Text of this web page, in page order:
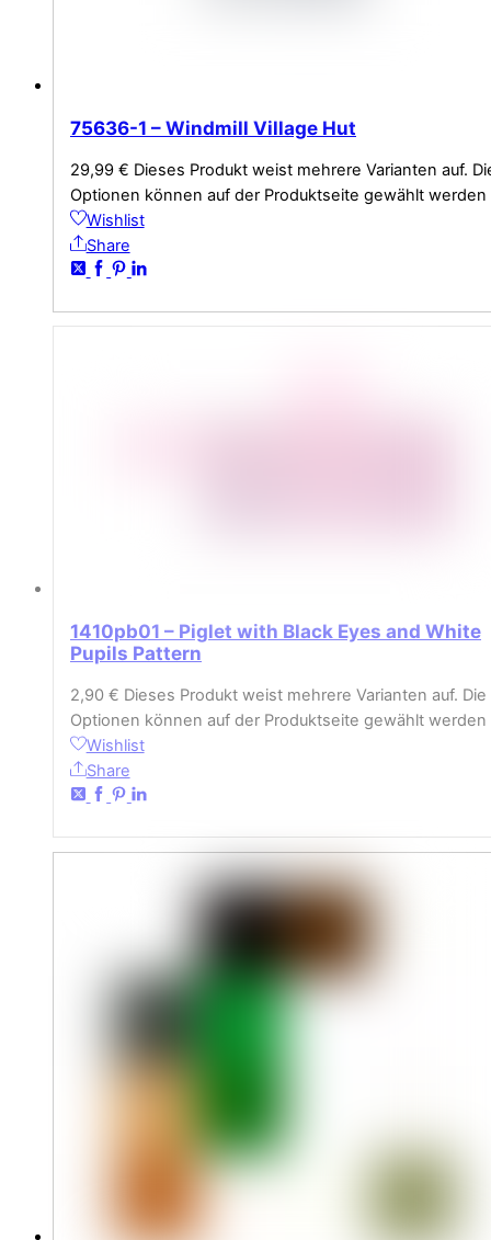
75636-1 – Windmill Village Hut
29,99 € Dieses Produkt weist mehrere Varianten auf.
Optionen können auf der Produktseite gewählt werden
Wishlist
Share
1410pb01 – Piglet with Black Eyes and White
Pupils Pattern
2,90 € Dieses Produkt weist mehrere Varianten auf. Die
Optionen können auf der Produktseite gewählt werden
Wishlist
Share